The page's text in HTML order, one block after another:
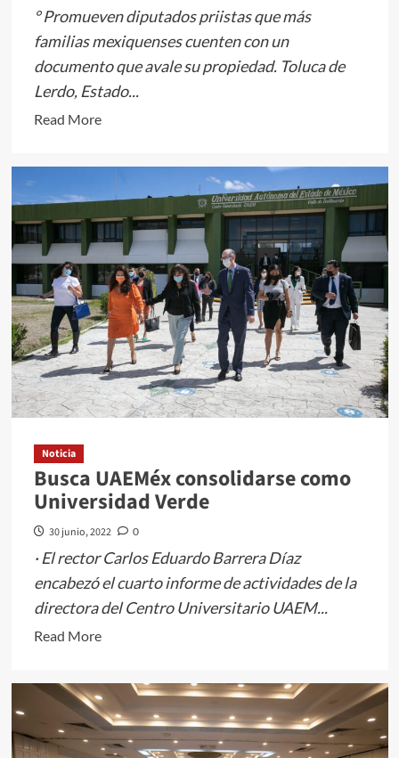
° Promueven diputados priistas que más
familias mexiquenses cuenten con un
documento que avale su propiedad. Toluca de
Lerdo, Estado...
Read MoreRead
about
en
comisiones
punto
de
acuerdo
del
PRI
para
que
el
e
Imevis
convenio
para
regularizar
ejidos
Noticia
Busca UAEMéx consolidarse como
Universidad Verde
30 junio, 2022 0
· El rector Carlos Eduardo Barrera Díaz
encabezó el cuarto informe de actividades de la
directora del Centro Universitario UAEM...
Read MoreRead
about
Busca
UAEMéx
consolidarse